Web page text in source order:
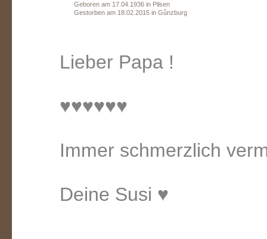
Geboren am 17.04.1936 in Pilsen
Gestorben am 18.02.2015 in Gůnzburg
Lieber Papa !
♥♥♥♥♥♥
Immer schmerzlich
Deine Susi ♥